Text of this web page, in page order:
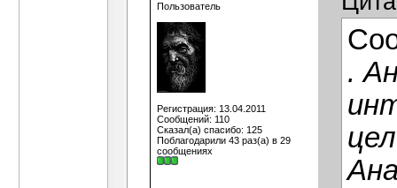
Пользователь
Регистрация: 13.04.2011
Сообщений: 110
Сказал(а) спасибо: 125
Поблагодарили 43 раз(а) в 29
сообщениях
.